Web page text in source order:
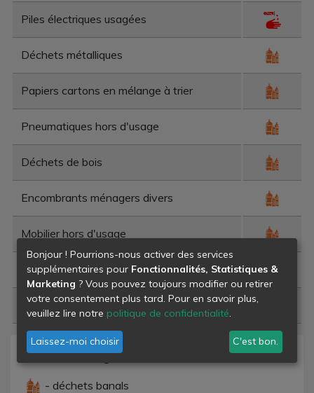
Piles électriques usagées
Déchets métalliques
Papiers cartons en mélange à trier
Pneumatiques hors d'usage
Déchets de bois
Encombrants ménagers divers
Mobilier hors d'usage
Déchets verts
Déchets de béton
Niveau de danger
- déchets banals
Bonjour ! Pourrions-nous activer des services
supplémentaires pour Fonctionnalités, Statistiques &
Marketing ? Vous pouvez toujours modifier ou retirer
votre consentement plus tard. Pour en savoir plus,
veuillez lire notre politique de confidentialité.
Laissez-moi choisir C'est bon.